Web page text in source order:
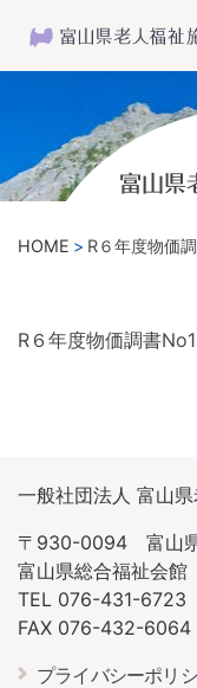
富山県
HOME R６年度物価
R６年度物価調書No1
一般社団法人 富山
〒930-0094 富山
富山県総合福祉会館
TEL 076-431-6723
FAX 076-432-6064
プライバシーポリ